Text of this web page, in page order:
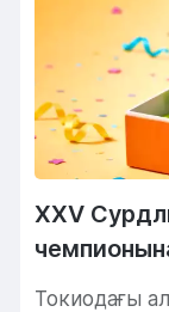
XXV
Токиодағы